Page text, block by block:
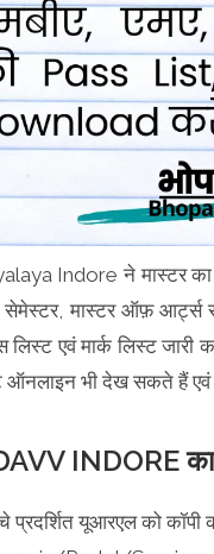
Indore ने मास्टर
मास्टर ऑफ़ आर्ट्स
एवं मार्क लिस्ट जारी
ऑनलाइन भी देख सकते हैं
INDORE
प्रदर्शित यूआरएल को